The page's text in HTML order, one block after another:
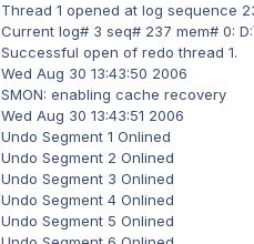
Thread 1 opened at log sequence
Current log# 3 seq# 237 mem# 0:
Successful open of redo thread 1.
Wed Aug 30 13:43:50 2006
SMON: enabling cache recovery
Wed Aug 30 13:43:51 2006
Undo Segment 1 Onlined
Undo Segment 2 Onlined
Undo Segment 3 Onlined
Undo Segment 4 Onlined
Undo Segment 5 Onlined